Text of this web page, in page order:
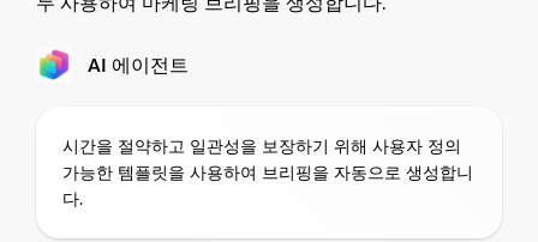
AI 에이전트
시간을 절약하고 일관성을 보장하기 위해 사용자 정의
가능한 템플릿을 사용하여 브리핑을 자동으로 생성합니
다.